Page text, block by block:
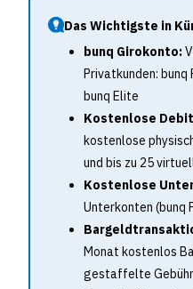
Das Wichtigste in
bunq Girokonto:
Privatkunden: bunq
bunq Elite
Kostenlose
kostenlose
und bis zu 25
Kostenlose
Unterkonten (bunq
Monat kostenlos
gestaffelte